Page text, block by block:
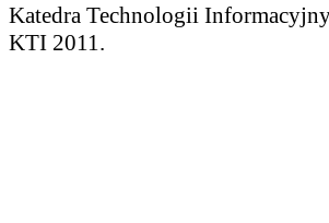
Katedra Technologii
KTI 2011.